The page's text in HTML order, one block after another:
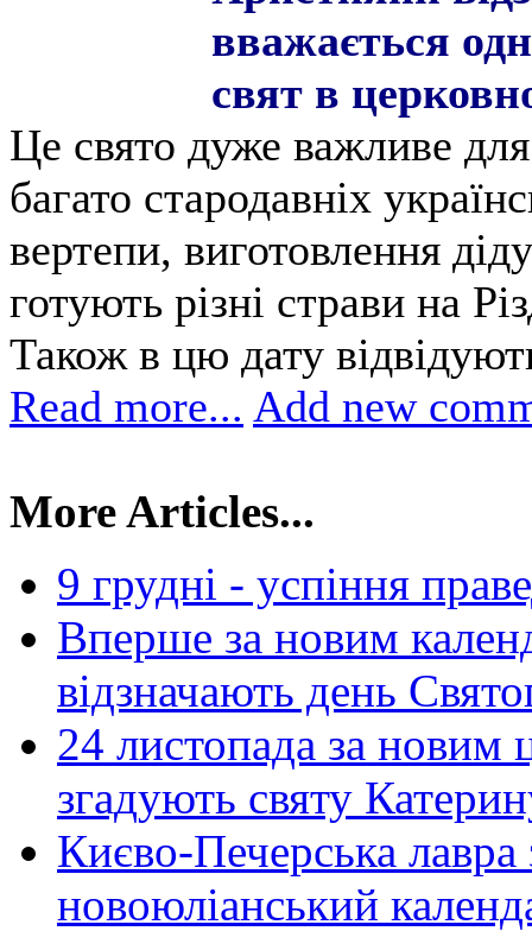
вважається
свят в
Це свято дуже важливе
багато стародавніх
вертепи, виготовлення
готують різні страви на
Також в цю дату
Read more... Add new
More Articles...
9 грудні - успіння
Вперше за новим
відзначають день
24 листопада за новим
згадують святу
Києво-Печерська лавра
новоюліанський